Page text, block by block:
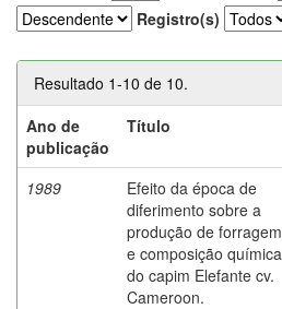
Registro(s)
Resultado 1-10 de 10.
Ano de
publicação
Título
1989
Efeito da época de
diferimento sobre a
produção de forragem
e composição química
do capim Elefante cv.
Cameroon.